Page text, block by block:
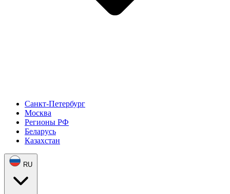
Санкт-Петербург
Москва
Регионы РФ
Беларусь
Казахстан
RU